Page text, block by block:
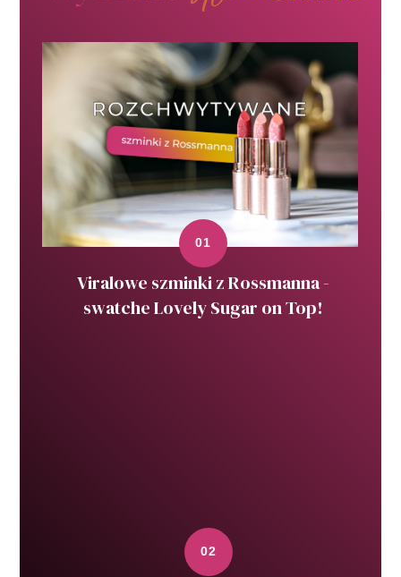
Viralowe szminki z Rossmanna -
swatche Lovely Sugar on Top!